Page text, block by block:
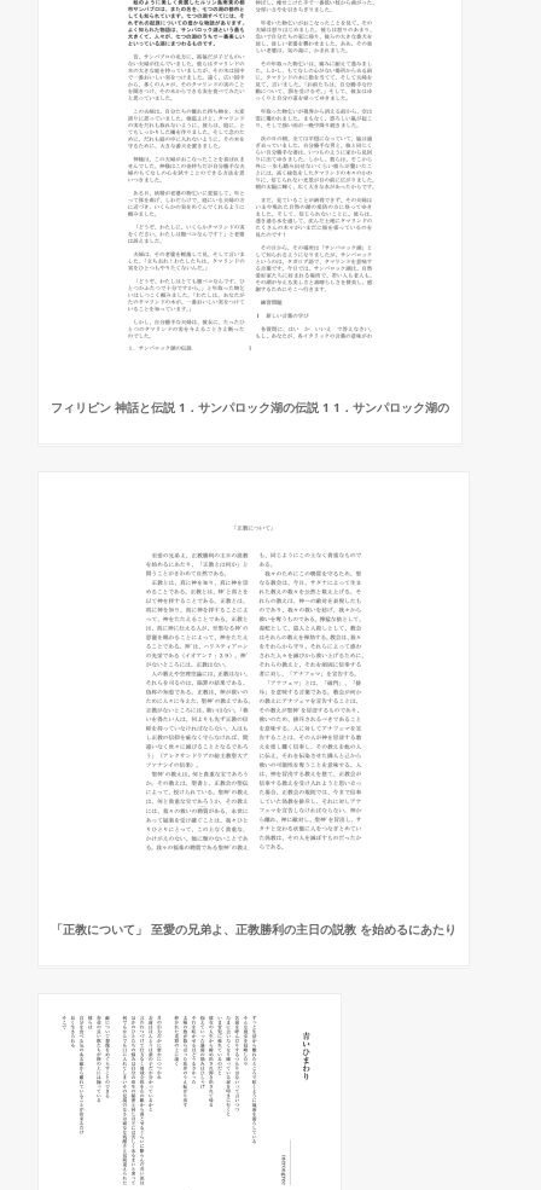
フィリピン 神話と伝説 1．サンパロック湖の伝説 1 1．サンパロック湖の
「正教について」 至愛の兄弟よ、正教勝利の主日の説教 を始めるにあたり